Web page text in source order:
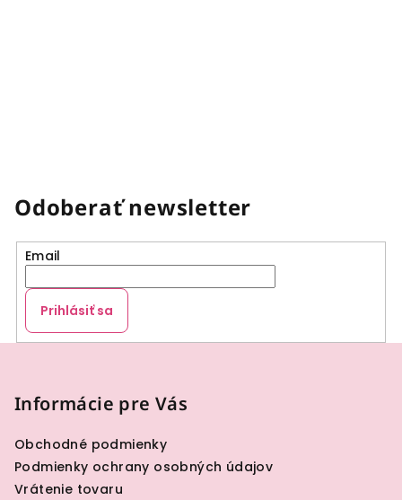
Odoberať newsletter
Email
Prihlásiť sa
Informácie pre Vás
Obchodné podmienky
Podmienky ochrany osobných údajov
Vrátenie tovaru